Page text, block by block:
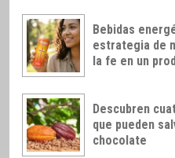
Bebidas
estrategia de
la fe en un
Descubren
que pueden
chocolate